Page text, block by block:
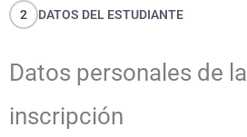
2
DATOS DEL ESTUDIANTE
Datos personales de la
inscripción